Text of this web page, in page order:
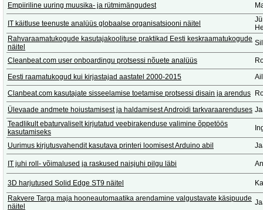
Empiiriline uuring muusika- ja rütmimängudest
IT käitluse teenuste analüüs globaalse organisatsiooni näitel
Rahvaraamatukogude kasutajakoolituse praktikad Eesti keskraamatukogude
näitel
Cleanbeat.com user onboardingu protsessi nõuete analüüs
Eesti raamatukogud kui kirjastajad aastatel 2000-2015
Clanbeat.com kasutajate sisseelamise toetamise protsessi disain ja arendus
Ülevaade andmete hoiustamisest ja haldamisest Androidi tarkvaraarenduses
Teadlikult ebaturvaliselt kirjutatud veebirakenduse valimine õppetöös
kasutamiseks
Uurimus kirjutusvahendit kasutava printeri loomisest Arduino abil
IT juhi roll- võimalused ja raskused naisjuhi pilgu läbi
3D harjutused Solid Edge ST9 näitel
Rakvere Targa maja hooneautomaatika arendamine valgustavate käsipuude
näitel